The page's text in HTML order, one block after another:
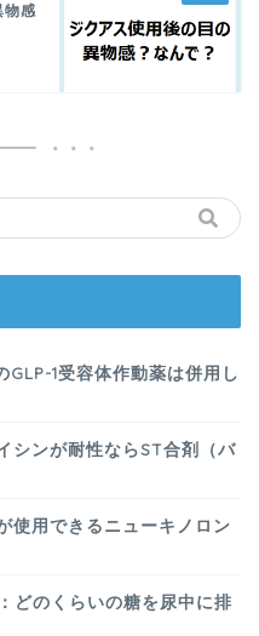
物感
1受容体作動薬は併用し
シンが耐性ならST合剤（バ
使用できるニューキノロン
どのくらいの糖を尿中に排